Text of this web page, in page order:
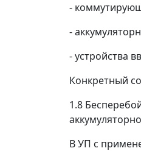
-
-
- устройства
Конкретный
1.8
В УП с